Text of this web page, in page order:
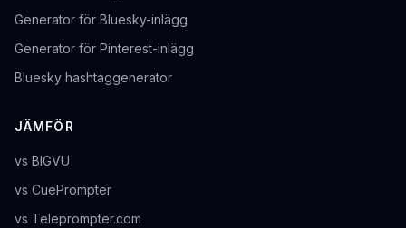
Generator för Bluesky-inlägg
Generator för Pinterest-inlägg
Bluesky hashtaggenerator
JÄMFÖR
vs BIGVU
vs CuePrompter
vs Teleprompter.com